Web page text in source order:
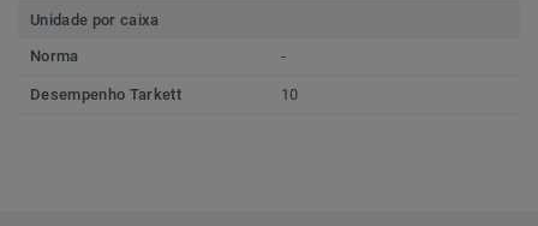
Unidade por caixa
Norma
-
Desempenho Tarkett 10